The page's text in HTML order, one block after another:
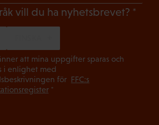
vill du ha nyhetsbrevet?
att mina uppgifter sparas och
i enlighet med
för FFC:s
*